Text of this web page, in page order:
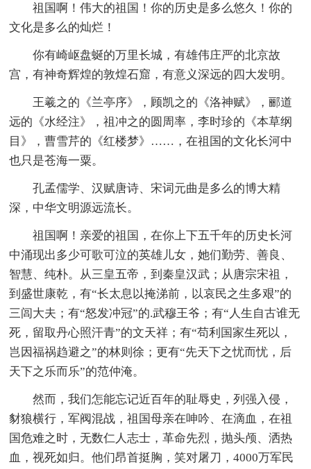
祖国啊！伟大的祖国！你的历史是多么悠久！你的
文化是多么的灿烂！
你有崎岖盘蜒的万里长城，有雄伟庄严的北京故
宫，有神奇辉煌的敦煌石窟，有意义深远的四大发明。
王羲之的《兰亭序》，顾凯之的《洛神赋》，郦道
远的《水经注》，祖冲之的圆周率，李时珍的《本草纲
目》，曹雪芹的《红楼梦》……，在祖国的文化长河中
也只是苍海一粟。
孔孟儒学、汉赋唐诗、宋词元曲是多么的博大精
深，中华文明源远流长。
祖国啊！亲爱的祖国，在你上下五千年的历史长河
中涌现出多少可歌可泣的英雄儿女，她们勤劳、善良、
智慧、纯朴。从三皇五帝，到秦皇汉武；从唐宗宋祖，
到盛世康乾，有“长太息以掩涕前，以哀民之生多艰”的
三闾大夫；有“怒发冲冠”的.武穆王爷；有“人生自古谁无
死，留取丹心照汗青”的文天祥；有“苟利国家生死以，
岂因福祸趋避之”的林则徐；更有“先天下之忧而忧，后
天下之乐而乐”的范仲淹。
然而，我们怎能忘记近百年的耻辱史，列强入侵，
豺狼横行，军阀混战，祖国母亲在呻吟、在滴血，在祖
国危难之时，无数仁人志士，革命先烈，抛头颅、洒热
血，视死如归。他们昂首挺胸，笑对屠刀，4000万军民